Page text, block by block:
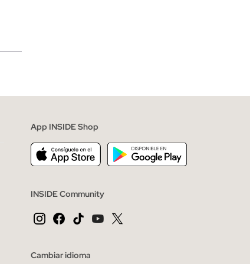
App INSIDE Shop
INSIDE Community
Cambiar idioma